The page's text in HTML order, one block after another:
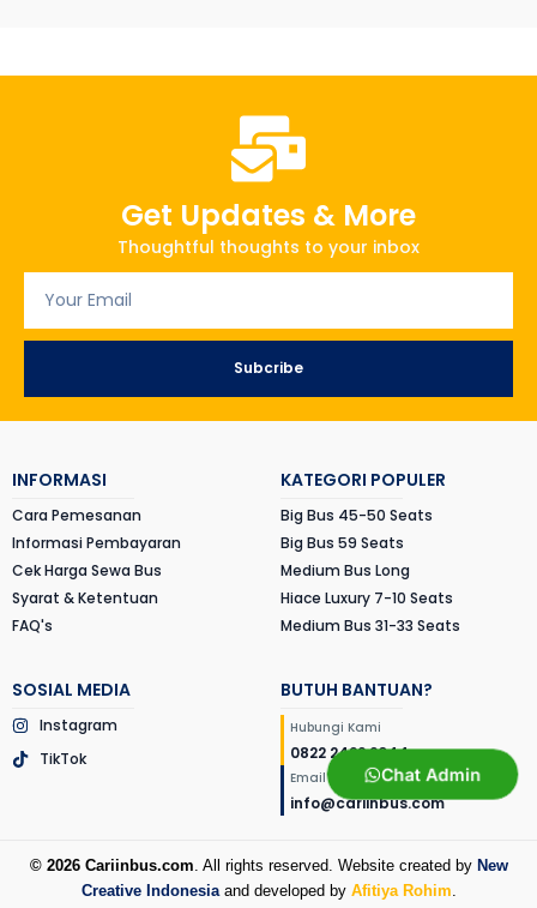
Get Updates & More
Thoughtful thoughts to your inbox
Subcribe
INFORMASI
Cara Pemesanan
Informasi Pembayaran
Cek Harga Sewa Bus
Syarat & Ketentuan
FAQ's
KATEGORI POPULER
Big Bus 45-50 Seats
Big Bus 59 Seats
Medium Bus Long
Hiace Luxury 7-10 Seats
Medium Bus 31-33 Seats
SOSIAL MEDIA
Instagram
TikTok
Chat Admin
BUTUH BANTUAN?
Hubungi Kami
0822 2422 2044
Email Kami
info@cariinbus.com
© 2026 Cariinbus.com. All rights reserved. Website created by New
Creative Indonesiaand developed by Afitiya Rohim.